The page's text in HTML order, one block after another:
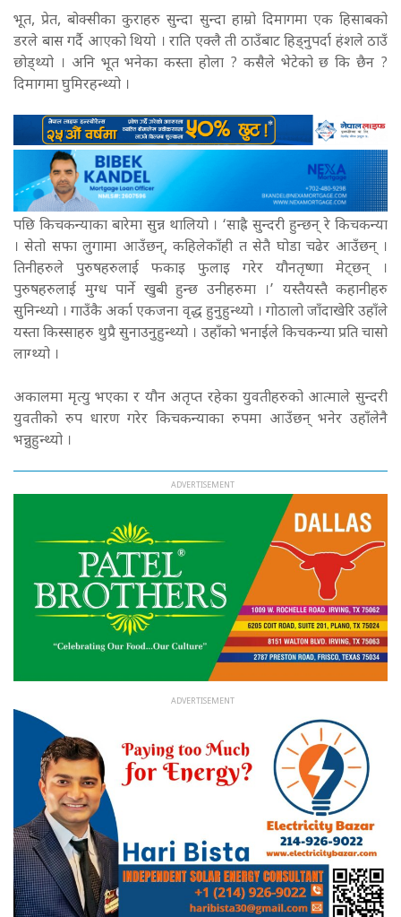
भूत, प्रेत, बोक्सीका कुराहरु सुन्दा सुन्दा हाम्रो दिमागमा एक हिसाबको
डरले बास गर्दै आएको थियो । राति एक्लै ती ठाउँबाट हिड्नुपर्दा हंशले ठाउँ
छोड्थ्यो । अनि भूत भनेका कस्ता होला ? कसैले भेटेको छ कि छैन ?
दिमागमा घुमिरहन्थ्यो ।
पछि किचकन्याका बारेमा सुन्न थालियो । ‘साह्रै सुन्दरी हुन्छन् रे किचकन्या
। सेतो सफा लुगामा आउँछन्, कहिलेकाँही त सेतै घोडा चढेर आउँछन् ।
तिनीहरुले पुरुषहरुलाई फकाइ फुलाइ गरेर यौनतृष्णा मेट्छन् ।
पुरुषहरुलाई मुग्ध पार्ने खुबी हुन्छ उनीहरुमा ।’ यस्तैयस्तै कहानीहरु
सुनिन्थ्यो । गाउँकै अर्का एकजना वृद्ध हुनुहुन्थ्यो । गोठालो जाँदाखेरि उहाँले
यस्ता किस्साहरु थुप्रै सुनाउनुहुन्थ्यो । उहाँको भनाईले किचकन्या प्रति चासो
लाग्थ्यो ।
अकालमा मृत्यु भएका र यौन अतृप्त रहेका युवतीहरुको आत्माले सुन्दरी
युवतीको रुप धारण गरेर किचकन्याका रुपमा आउँछन् भनेर उहाँलेनै
भन्नुहुन्थ्यो ।